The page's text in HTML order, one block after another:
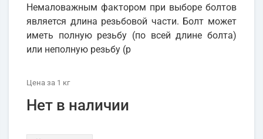
Немаловажным фактором при выборе болтов
является длина резьбовой части. Болт может
иметь полную резьбу (по всей длине болта)
или неполную резьбу (р
Цена за 1 кг
Нет в наличии